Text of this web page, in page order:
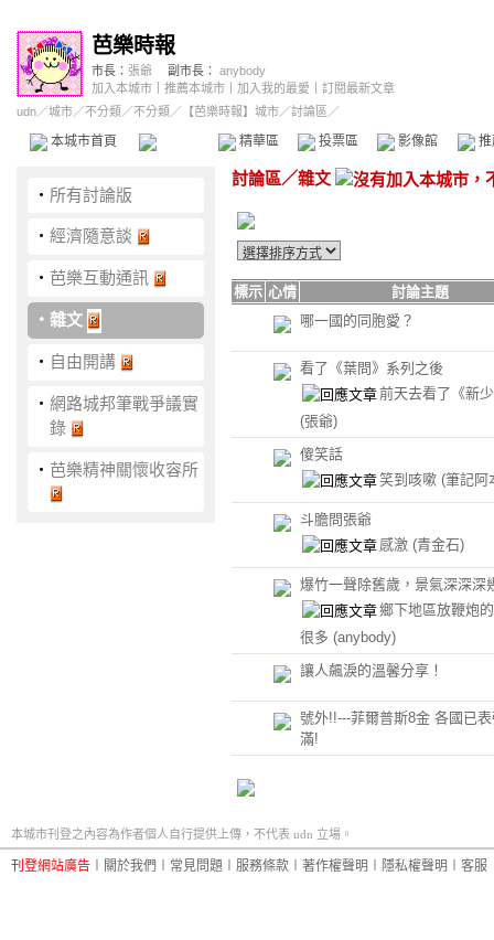
芭樂時報
市長： 張爺 副市長： anybody
加入本城市
推薦本城市 加入我的最愛
訂閱最新文章
udn／城市／不分類 ／不分類 ／ 【芭樂時報】城市／討論區／
本城市首頁 精華區 投票區 影像館
‧ 所有討論版
‧ 經濟隨意談
‧ 芭樂互動通訊
‧ 雜文
‧ 自由開講
‧ 網路城邦筆戰爭議實
錄
‧ 芭樂精神關懷收容所
討論區／雜文
標示 心情
討論主題
哪一國的同胞愛？
看了《葉問》系列之後
前天去看了《新
(張爺)
傻笑話
笑到咳嗽 (筆記阿
斗膽問張爺
感激 (青金石)
爆竹一聲除舊歲，景氣深深深
鄉下地區放鞭炮
很多 (anybody)
讓人飆淚的溫馨分享！
號外!!---菲爾普斯8金 各國已
滿!
本城市刊登之內容為作者個人自行提供上傳，不代表 udn 立場。
刊登網站廣告 關於我們 常見問題 服務條款 著作權聲明 隱私權聲明 客服